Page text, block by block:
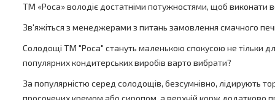
ТМ «Роса» володіє достатніми потужностями, щоб виконати
Зв'яжіться з менеджерами з питань замовлення смачного
Солодощі ТМ "Роса" стануть маленькою спокусою не тільки
популярних кондитерських виробів варто вибрати?
За популярністю серед солодощів, безсумнівно, лідирують
просочених кремом або сиропом, а верхній корж додатково